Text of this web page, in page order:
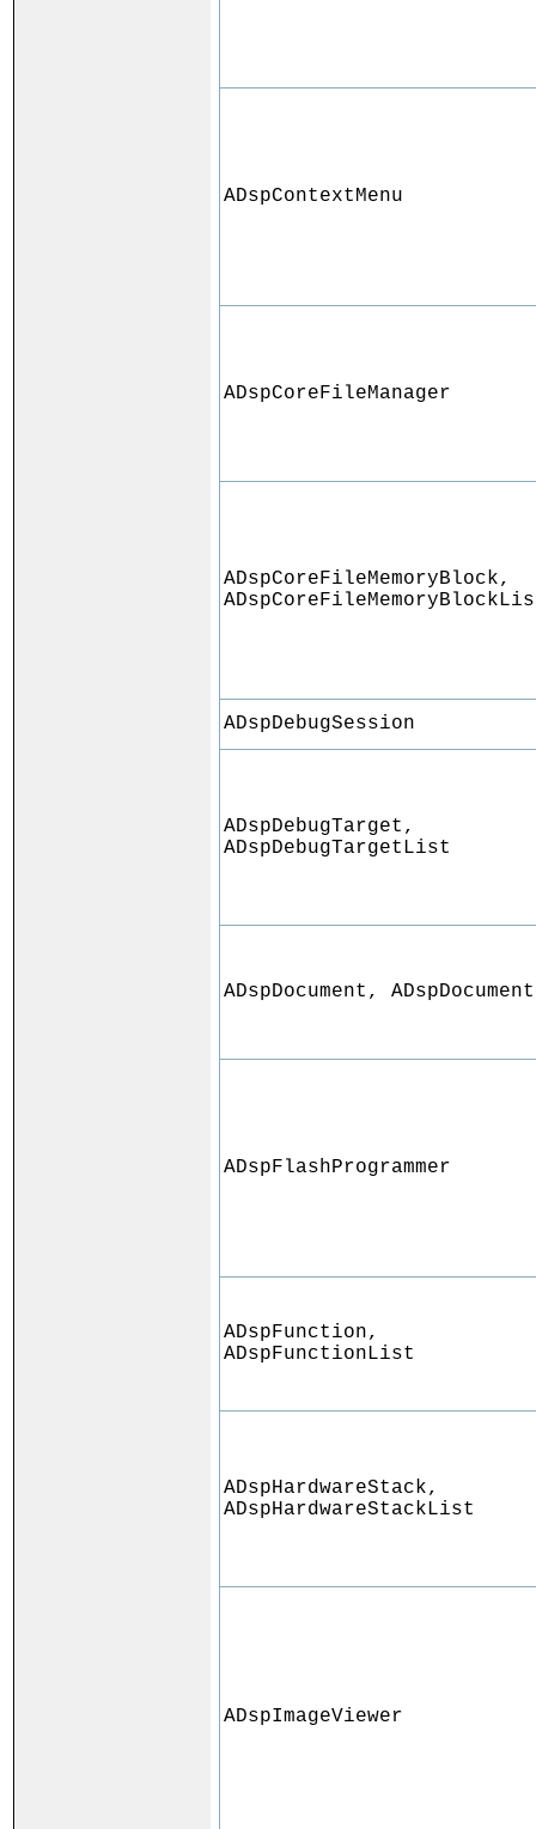
ADspContextMenu
ADspCoreFileManager
ADspCoreFileMemoryBlock,
ADspDebugSession
ADspDebugTarget,
ADspDebugTargetList
ADspDocument,
ADspFlashProgrammer
ADspFunction,
ADspFunctionList
ADspHardwareStack,
ADspHardwareStackList
ADspImageViewer